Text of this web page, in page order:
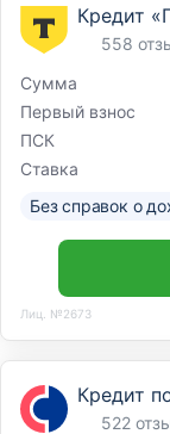
Кредит
558
Сумма
Первый взнос
ПСК
Ставка
Без справок о
Лиц. №2673
Кредит
522